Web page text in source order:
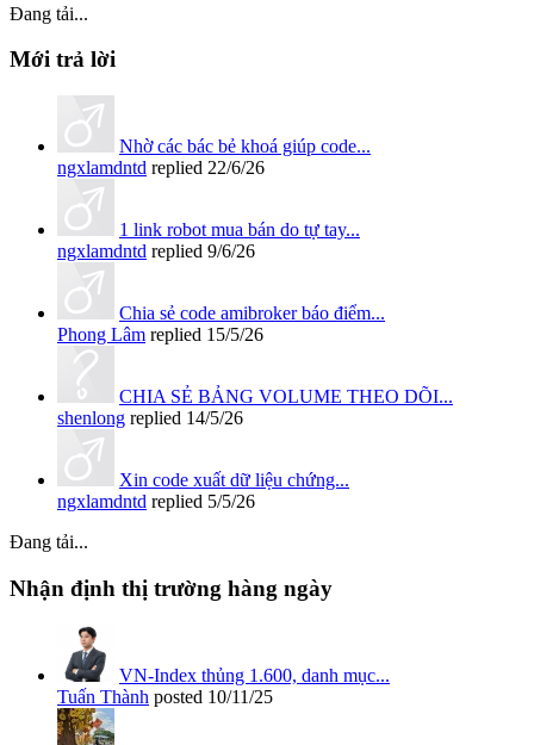
Đang tải...
Mới trả lời
Nhờ các bác bẻ khoá giúp code...
ngxlamdntd replied 22/6/26
1 link robot mua bán do tự tay...
ngxlamdntd replied 9/6/26
Chia sẻ code amibroker báo điểm...
Phong Lâm replied 15/5/26
CHIA SẺ BẢNG VOLUME THEO DÕI...
shenlong replied 14/5/26
Xin code xuất dữ liệu chứng...
ngxlamdntd replied 5/5/26
Đang tải...
Nhận định thị trường hàng ngày
VN-Index thủng 1.600, danh mục...
Tuấn Thành posted 10/11/25